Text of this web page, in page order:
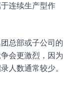
连续生产型作
总部或子公司的
会更激烈，因为
人数通常较少。